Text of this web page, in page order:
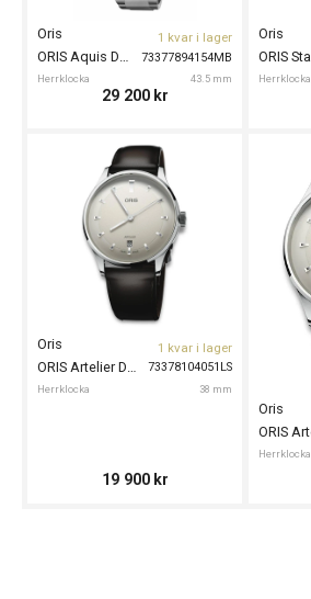
73377894154MB
Oris
Herrklocka 43.5 mm
ORIS Aquis Date 43,5mm
1 kvar i lager
29 200 kr
Oris
Herrklocka
73378104051LS
Oris
Herrklocka 38 mm
1 kvar i lager
19 900 kr
Oris
Herrklocka